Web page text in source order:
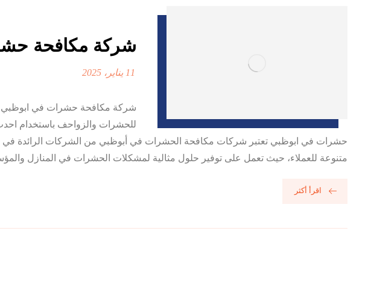
شركة مكافحة حشرات
11 يناير، 2025
للحشرات والزواحف باستخدام
حشرات في ابوظبي تعتبر شركات مكافحة الحشرات في أبوظبي من الشركات الرائدة في
متنوعة للعملاء، حيث تعمل على توفير حلول مثالية لمشكلات الحشرات في المنازل
اقرأ أكثر